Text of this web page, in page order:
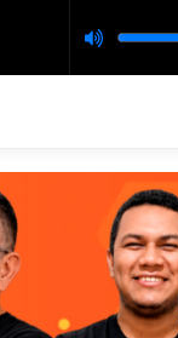
Pop Show